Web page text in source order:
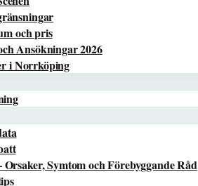
och pris
Ansökningar 2026
i Norrköping
Symtom och Förebyggande Råd